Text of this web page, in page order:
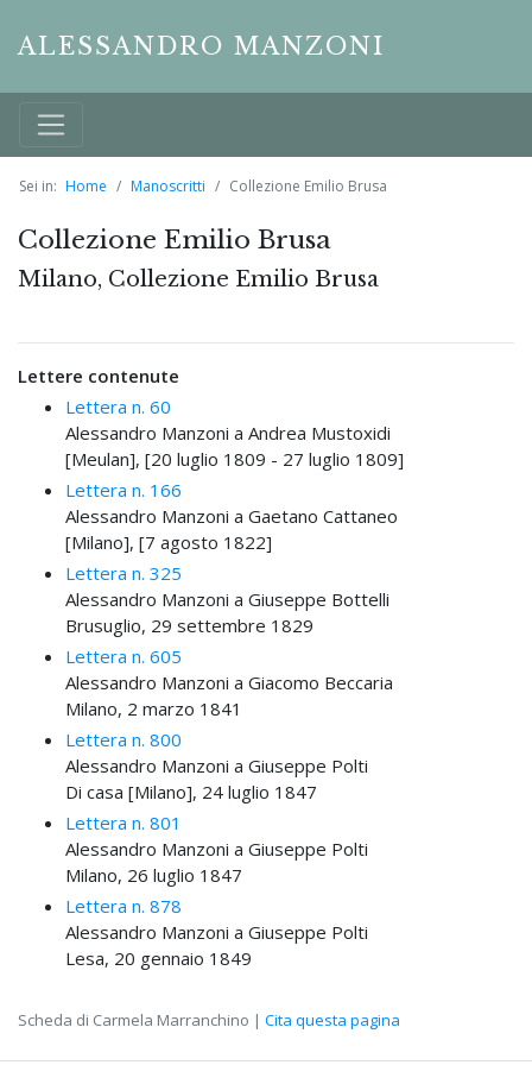
ALESSANDRO MANZONI
Sei in: Home Manoscritti Collezione Emilio Brusa
Collezione Emilio Brusa
Milano, Collezione Emilio Brusa
Lettere contenute
Lettera n. 60
Alessandro Manzoni a Andrea Mustoxidi
[Meulan], [20 luglio 1809 - 27 luglio 1809]
Lettera n. 166
Alessandro Manzoni a Gaetano Cattaneo
[Milano], [7 agosto 1822]
Lettera n. 325
Alessandro Manzoni a Giuseppe Bottelli
Brusuglio, 29 settembre 1829
Lettera n. 605
Alessandro Manzoni a Giacomo Beccaria
Milano, 2 marzo 1841
Lettera n. 800
Alessandro Manzoni a Giuseppe Polti
Di casa [Milano], 24 luglio 1847
Lettera n. 801
Alessandro Manzoni a Giuseppe Polti
Milano, 26 luglio 1847
Lettera n. 878
Alessandro Manzoni a Giuseppe Polti
Lesa, 20 gennaio 1849
Scheda di Carmela Marranchino | Cita questa pagina